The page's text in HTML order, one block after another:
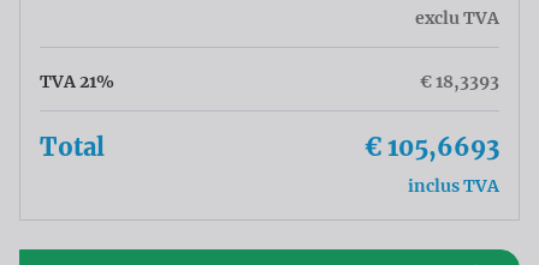
exclu TVA
TVA 21% € 18,3393
Total € 105,6693
inclus TVA